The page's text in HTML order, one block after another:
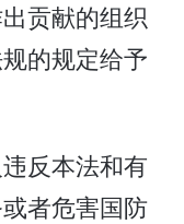
贡献的组织
的规定给予
反本法和有
者危害国防